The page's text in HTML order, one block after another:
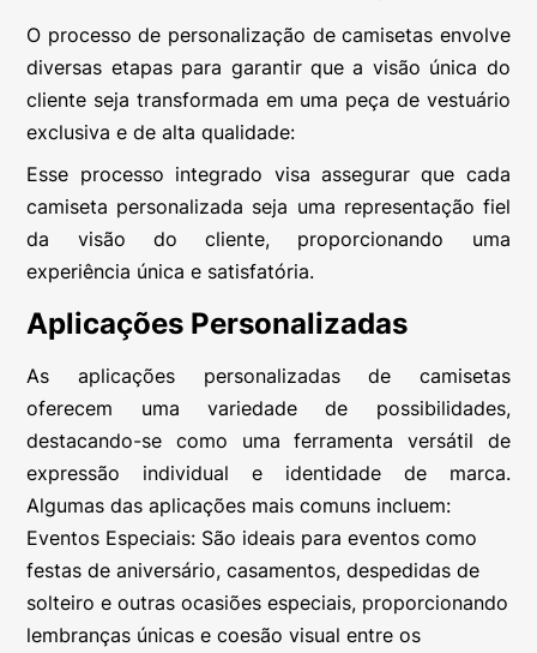
O processo de personalização de camisetas envolve
diversas etapas para garantir que a visão única do
cliente seja transformada em uma peça de vestuário
exclusiva e de alta qualidade:
Esse processo integrado visa assegurar que cada
camiseta personalizada seja uma representação fiel
da visão do cliente, proporcionando uma
experiência única e satisfatória.
Aplicações Personalizadas
As aplicações personalizadas de camisetas
oferecem uma variedade de possibilidades,
destacando-se como uma ferramenta versátil de
expressão individual e identidade de marca.
Algumas das aplicações mais comuns incluem:
Eventos Especiais: São ideais para eventos como
festas de aniversário, casamentos, despedidas de
solteiro e outras ocasiões especiais, proporcionando
lembranças únicas e coesão visual entre os